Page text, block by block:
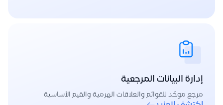
إدارة البيانات المرجعية
مرجع موحّد للقوائم والعلاقات الهرمية والقيم الأساسية